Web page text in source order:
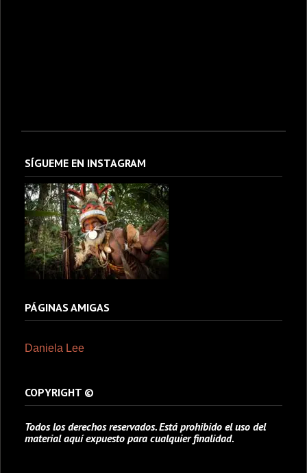
SÍGUEME EN INSTAGRAM
PÁGINAS AMIGAS
Daniela Lee
COPYRIGHT ©
Todos los derechos reservados. Está prohibido el uso del
material aquí expuesto para cualquier finalidad.